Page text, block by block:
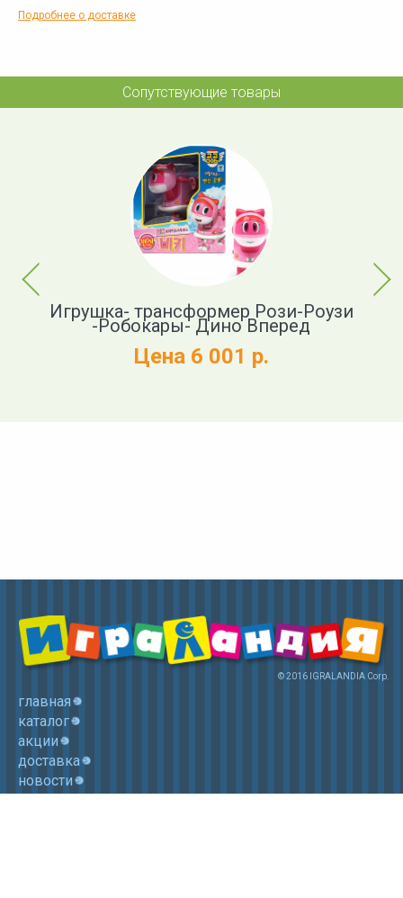
Подробнее о доставке
Сопутствующие товары
Previous
Игрушка- трансформер Рози-Роузи
-Робокары- Дино Вперед
Цена 6 001 р.
Next
© 2016 IGRALANDIA Corp.
главная
каталог
акции
доставка
новости